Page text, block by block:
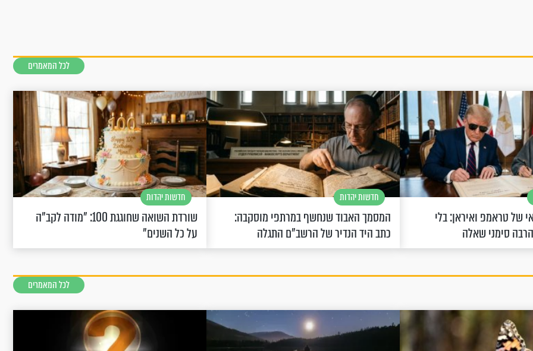
לכל המאמרים
של טראמפ ואיראן: בלי
סימני שאלה
חדשות יהדות
המסמך האבוד שנחשף במרתפי מוסקבה:
כתב היד הנדיר של הרשב"ם התגלה
חדשות יהדות
שורדת השואה שחוגגת 100: "מודה לקב"ה
על כל השנים"
לכל המאמרים